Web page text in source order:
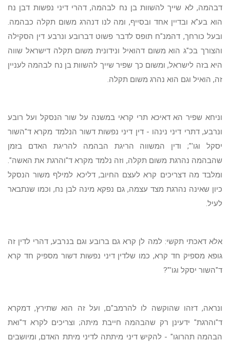
דבהמה, לא שייך להשוות בן נח לבהמה, דהרי דיני נפשות דבן נח
הוא בע"א ובדיין אחד ובסייף, ומה לנו דנהרג משום תקלה כבהמה.
ובעל כורחך, דהמנ"ח תופס לדבר פשוט דברובע ונרבע דין הסקילה
והצורך בכ"ג הוא משום דהואיל ונידונית משום תקלה דישראל שווה
היא בזה לישראל, ומשום כך שפיר שייך להשוות בן נח לבהמה לעניין
זה, הואיל וגם הוא נהרג משום תקלה.
וניחא שפיר הא דאיכא תרי קראי במשנה על שור הנסקל ועל רובע
ונרבע, דתרי דיני נינהו - דין דיני נפשות דשור הנלמד מקרא ד"השור
יסקל וגו'"; ודין המשווה הריגת הבהמה להריגת האדם בזמן
שהבהמה נהרגת משום תקלה, וזה נלמד מקרא ד"והרגת את האשה".
ומלבד מה דצריכים קרא לעצם החיוב, דליכא למילף משור הנסקל
כיון שאינה נהרגת מצד עצמה, גם נפקא מינה לבן נח, וכמו שנתבאר
לעיל.
אלא דאכתי תקשי: למה לן קרא גם ברובע וגם בנרבע, דהרי לדין זה
גופא מספיק חד קרא, כמו שלדין דיני נפשות דשור מספיק חד קרא
ד"השור יסקל וגו'"?
ונראה, דזהו שהוקשה לו להרמב"ם, ועל זה הוא שתירץ, דמקרא
ד"והרגת" ידעינן רק שהבהמה חייבת מיתה; וצריכים לקרא ד"ואת
הבהמה תהרוגו" - להקיש דיני מיתתה לדיני מיתת האדם, ומיושבים